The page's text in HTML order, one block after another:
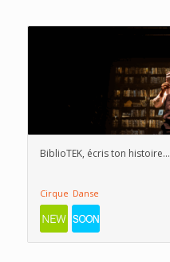
BiblioTEK, écris ton histoire…
Cirque Danse